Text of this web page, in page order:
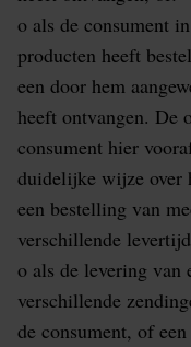
o als de consument
producten heeft
een door hem
heeft ontvangen. De
consument hier
duidelijke wijze over
een bestelling van
verschillende
o als de levering van
verschillende
de consument, of